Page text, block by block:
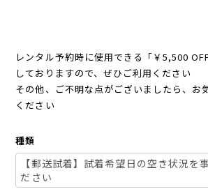
レンタル予約時に使用できる「￥5,500
しておりますので、ぜひご利用ください
その他、ご不明な点がございましたら、お
ください
種類